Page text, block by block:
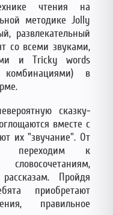
чтения на
методике Jolly
развлекательный
со всеми звуками,
и Tricky words
комбинациями) в
сказку-
вместе с
их "звучание". От
переходим к
Пройдя
приобретают
правильное